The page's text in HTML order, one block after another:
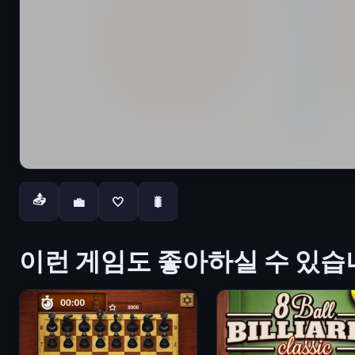
📤 💼 🤍 🐛
이런 게임도 좋아하실 수 있습